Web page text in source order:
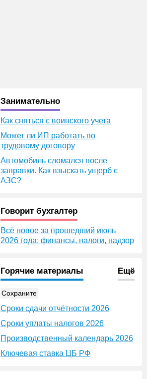
Занимательно
Как сняться с воинского учета
Может ли ИП работать по
трудовому договору
Автомобиль сломался после
заправки. Как взыскать ущерб с
АЗС?
Говорит бухгалтер
Всё новое за прошедший июль
2026 года: финансы, налоги, надзор
Горячие материалы Ещё
Сохраните
Сроки сдачи отчётности 2026
Сроки уплаты налогов 2026
Производственный календарь 2026
Ключевая ставка ЦБ РФ